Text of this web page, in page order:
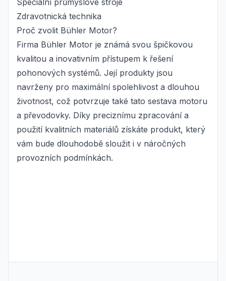
Speciální průmyslové stroje
Zdravotnická technika
Proč zvolit Bühler Motor?
Firma Bühler Motor je známá svou špičkovou
kvalitou a inovativním přístupem k řešení
pohonových systémů. Její produkty jsou
navrženy pro maximální spolehlivost a dlouhou
životnost, což potvrzuje také tato sestava motoru
a převodovky. Díky preciznímu zpracování a
použití kvalitních materiálů získáte produkt, který
vám bude dlouhodobě sloužit i v náročných
provozních podmínkách.